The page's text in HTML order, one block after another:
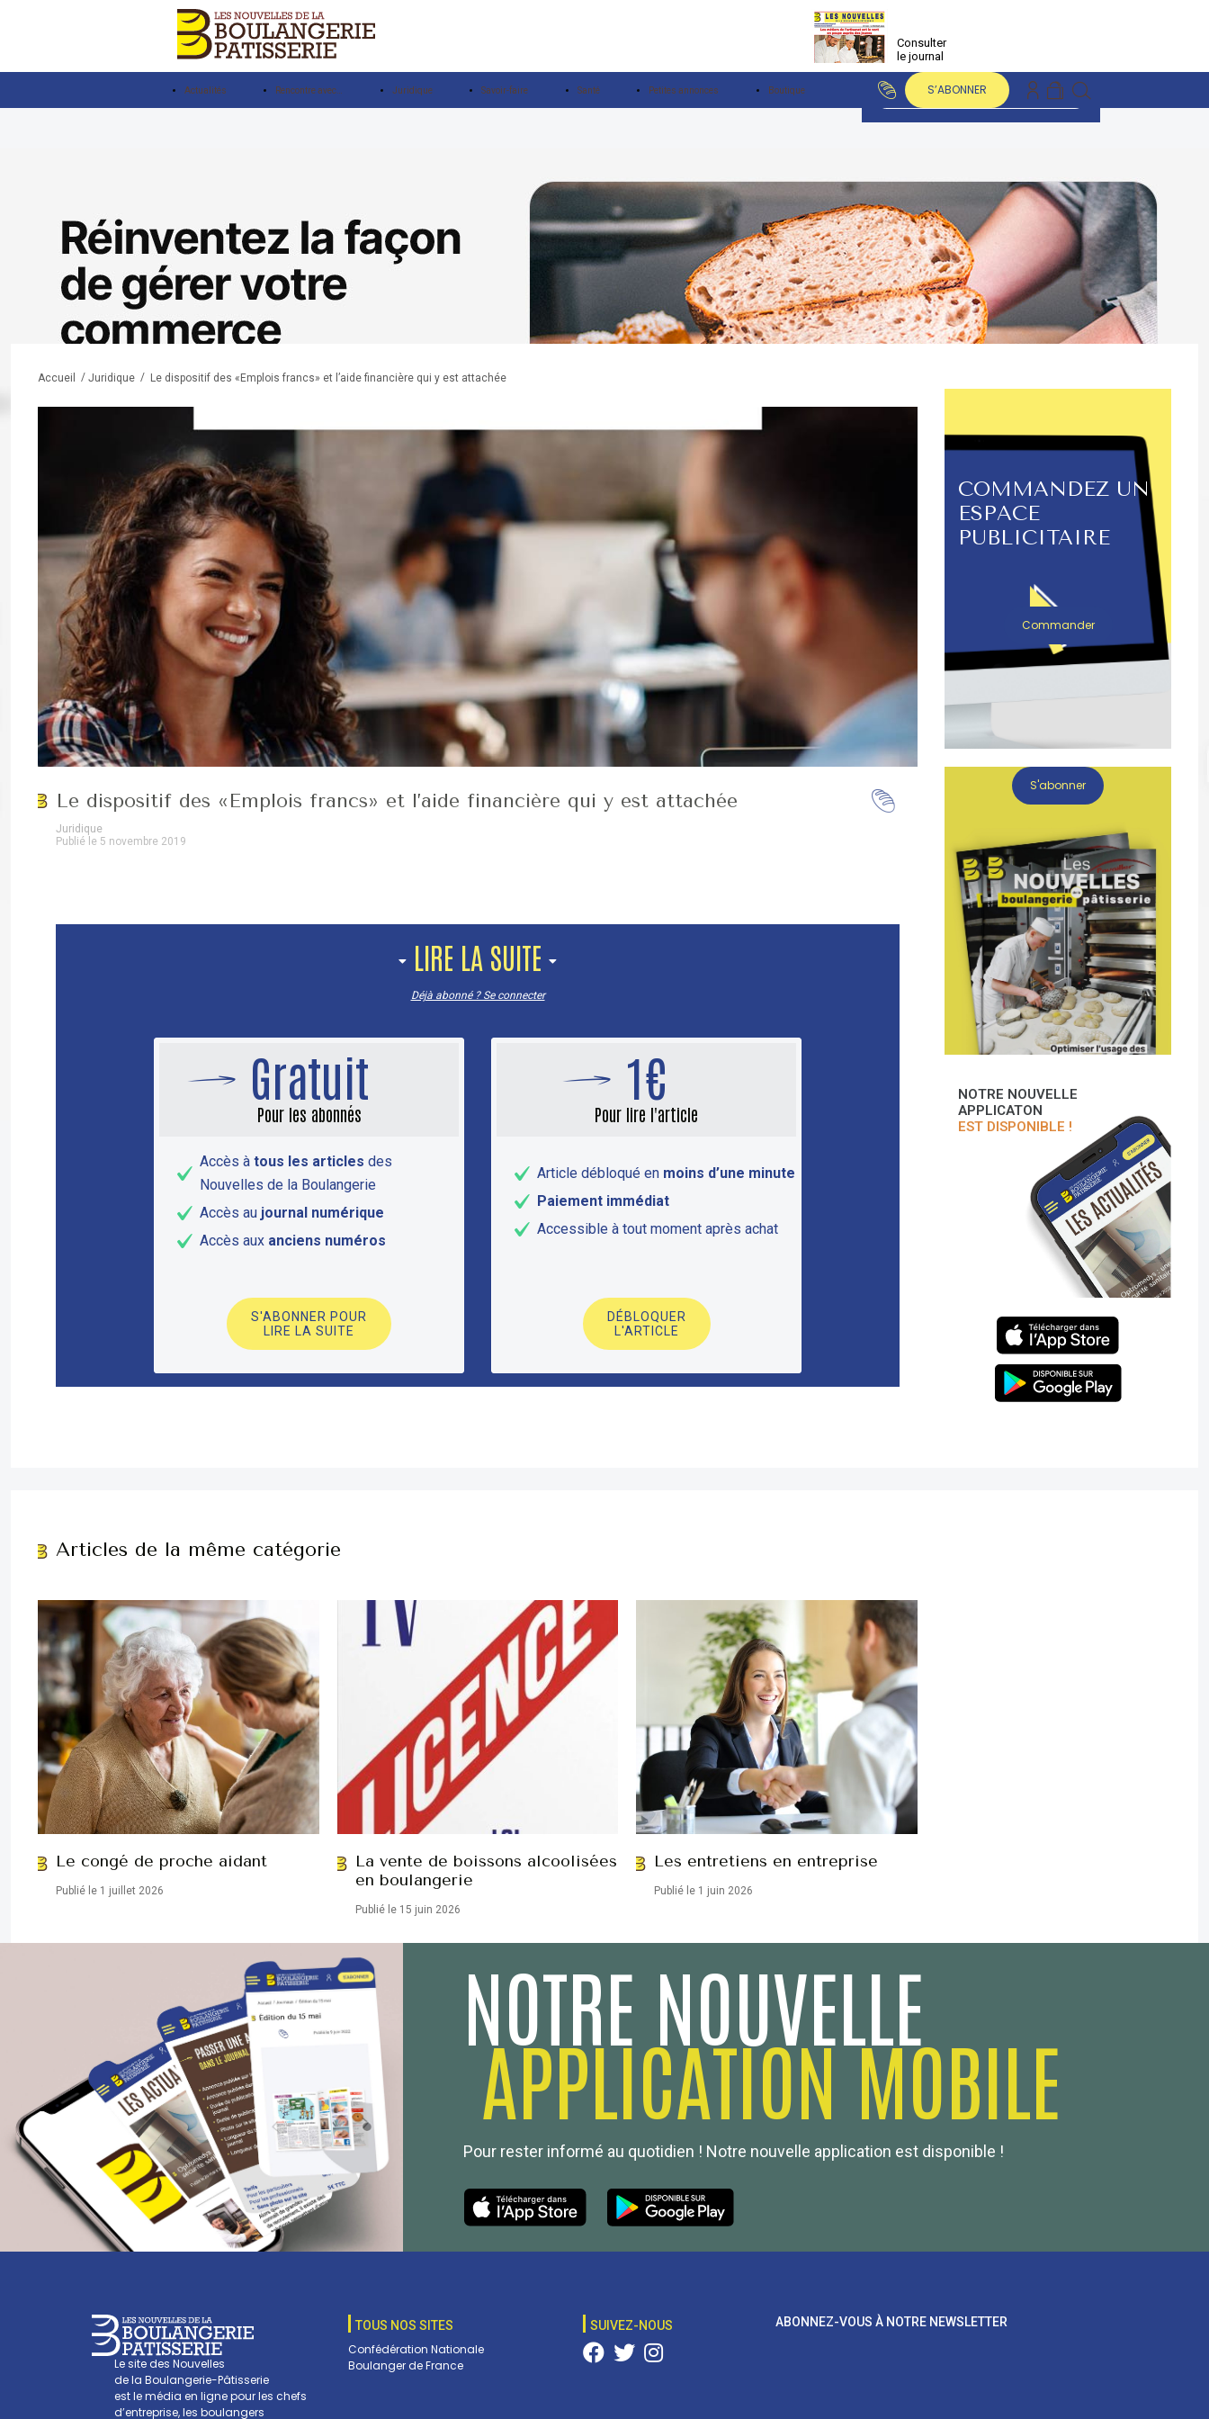
Consulter
le journal
Actualités Rencontre avec… Juridique Savoir-faire Santé Petites annonces Boutique S’ABONNER
Accueil / Juridique / Le dispositif des «Emplois francs» et l’aide financière qui y est attachée
Le dispositif des «Emplois francs» et l’aide financière qui y est attachée
Juridique
Publié le 5 novembre 2019
LIRE LA SUITE
Déjà abonné ? Se connecter
Gratuit
Pour les abonnés
Accès à tous les articles des
Nouvelles de la Boulangerie
Accès au journal numérique
Accès aux anciens numéros
S'ABONNER POUR
LIRE LA SUITE
1€
Pour lire l'article
Article débloqué en moins d’une minute
Paiement immédiat
Accessible à tout moment après achat
DÉBLOQUER
L'ARTICLE
COMMANDEZ UN
ESPACE
PUBLICITAIRE
Commander
S'abonner
NOTRE NOUVELLE
APPLICATON
EST DISPONIBLE !
Articles de la même catégorie
Le congé de proche aidant
Publié le 1 juillet 2026
La vente de boissons alcoolisées
en boulangerie
Publié le 15 juin 2026
Les entretiens en entreprise
Publié le 1 juin 2026
NOTRE NOUVELLE
APPLICATION MOBILE
Pour rester informé au quotidien ! Notre nouvelle application est disponible !
Le site des Nouvelles
de la Boulangerie-Pâtisserie
est le média en ligne pour les chefs
d’entreprise, les boulangers
TOUS NOS SITES
Confédération Nationale
Boulanger de France
SUIVEZ-NOUS ABONNEZ-VOUS À NOTRE NEWSLETTER